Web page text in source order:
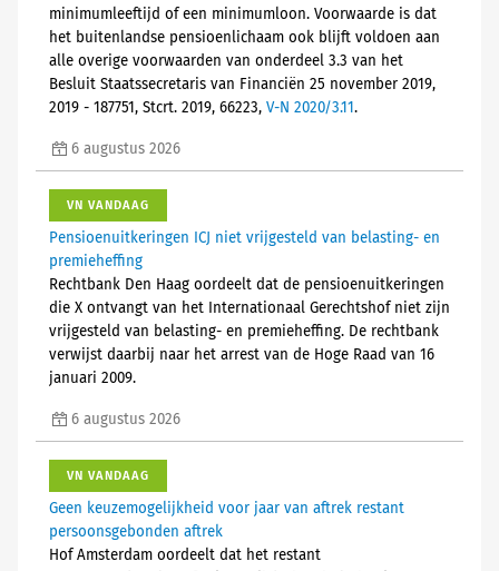
minimumleeftijd of een minimumloon. Voorwaarde is dat
het buitenlandse pensioenlichaam ook blijft voldoen aan
alle overige voorwaarden van onderdeel 3.3 van het
Besluit Staatssecretaris van Financiën 25 november 2019,
2019 - 187751, Stcrt. 2019, 66223, V-N 2020/3.11.
6 augustus 2026
VN VANDAAG
Pensioenuitkeringen ICJ niet vrijgesteld van belasting- en
premieheffing
Rechtbank Den Haag oordeelt dat de pensioenuitkeringen
die X ontvangt van het Internationaal Gerechtshof niet zijn
vrijgesteld van belasting- en premieheffing. De rechtbank
verwijst daarbij naar het arrest van de Hoge Raad van 16
januari 2009.
6 augustus 2026
VN VANDAAG
Geen keuzemogelijkheid voor jaar van aftrek restant
persoonsgebonden aftrek
Hof Amsterdam oordeelt dat het restant